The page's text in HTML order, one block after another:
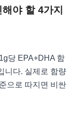
야 할 4가지
당 EPA+DHA 함
니다. 실제로 함량
으로 따지면 비싼